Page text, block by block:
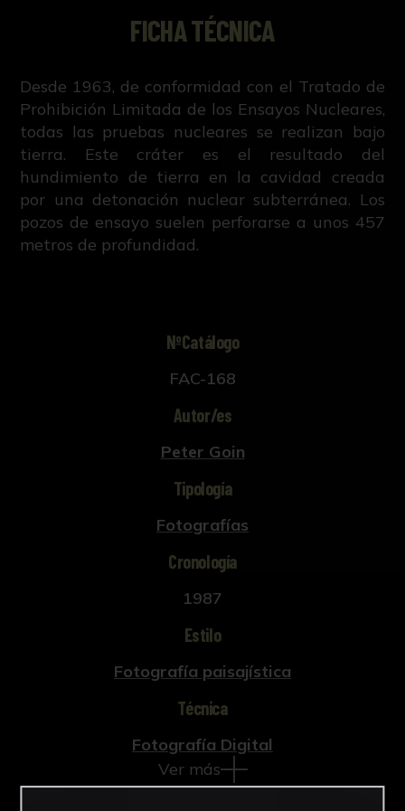
FICHA TÉCNICA
Desde 1963, de conformidad con el Tratado de
Prohibición Limitada de los Ensayos Nucleares,
todas las pruebas nucleares se realizan bajo
tierra. Este cráter es el resultado del
hundimiento de tierra en la cavidad creada
por una detonación nuclear subterránea. Los
pozos de ensayo suelen perforarse a unos 457
metros de profundidad.
NºCatálogo
FAC-168
Autor/es
Peter Goin
Tipología
Fotografías
Cronología
1987
Estilo
Fotografía paisajística
Técnica
Fotografía Digital
Ver más